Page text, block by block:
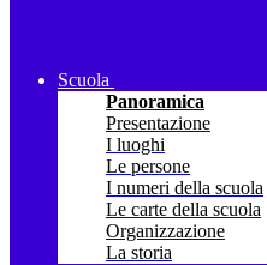
Scuola
Panoramica
Presentazione
I luoghi
Le persone
I numeri della scuola
Le carte della scuola
Organizzazione
La storia